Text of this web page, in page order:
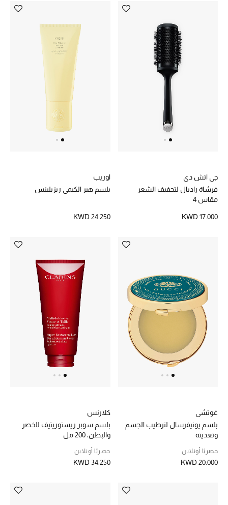
جميع الإكسسورات الرجالية
حقائب رجالية
العناية الشخصية بالرجال
عرض جميع المنتجات
الموسم الجديد
ما وصل حديثاً
ركن أناقة المنتجعات
مستلزمات الأطفال الرضع
مستلزمات البنات (2 - 14 سنة)
جي اتش دي
فرشاة راديال لتجفيف الشعر
مقاس 4
KWD 17.000
اوريب
بلسم هير الكيمي ريزيلينس
KWD 24.250
غوتشي
بلسم يونيفرسال لترطيب الجسم
وتغذيته
حصريًا أونلاين
KWD 20.000
كلارنس
بلسم سوبر ريستوريتيف للخصر
والبطن، 200 مل
حصريًا أونلاين
KWD 34.250